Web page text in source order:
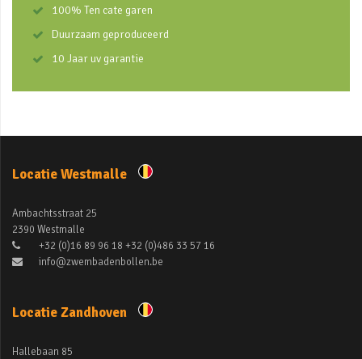
100% Ten cate garen
Duurzaam geproduceerd
10 Jaar uv garantie
Locatie Westmalle
Ambachtsstraat 25
2390 Westmalle
+32 (0)16 89 96 18 +32 (0)486 33 57 16
info@zwembadenbollen.be
Locatie Zandhoven
Hallebaan 85